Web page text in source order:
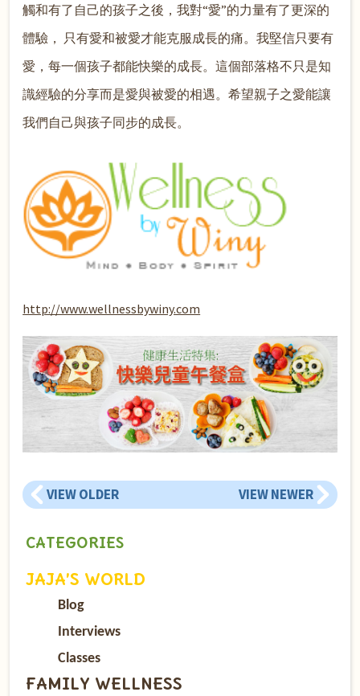
觸和有了自己的孩子之後，我對“愛”的力量有了更深的
體驗， 只有愛和被愛才能克服成長的痛。我堅信只要有
愛，每一個孩子都能快樂的成長。這個部落格不只是知
識經驗的分享而是愛與被愛的相遇。希望親子之愛能讓
我們自己與孩子同步的成長。
http://www.wellnessbywiny.com
VIEW OLDER VIEW NEWER
CATEGORIES
JAJA’S WORLD
Blog
Interviews
Classes
FAMILY WELLNESS